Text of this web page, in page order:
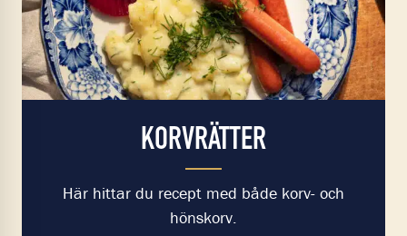
KORVRÄTTER
Här hittar du recept med både korv- och
hönskorv.